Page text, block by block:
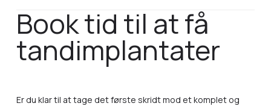
Book tid til at få
tandimplantater
Er du klar til at tage det første skridt mod et komplet og